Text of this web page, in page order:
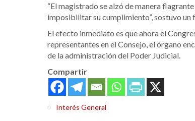
“El magistrado se alzó de manera
imposibilitar su cumplimiento”, sostuvo un
El efecto inmediato es que ahora el
representantes en el Consejo, el órgano
de la administración del Poder Judicial.
Compartir
Interés General